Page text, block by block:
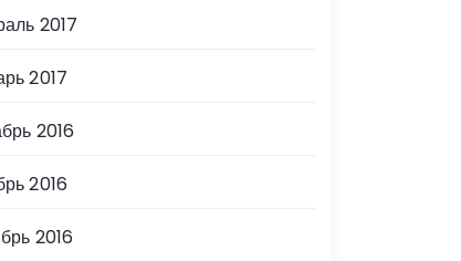
2017
2017
2016
2016
2016